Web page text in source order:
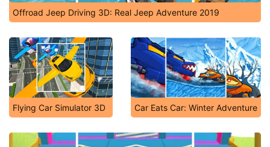
Offroad Jeep Driving 3D: Real Jeep Adventure 2019
Flying Car Simulator 3D Car Eats Car: Winter Adventure